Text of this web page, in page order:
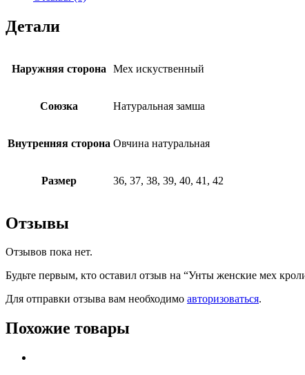
Детали
Наружняя сторона Мех искуственный
Союзка Натуральная замша
Внутренняя сторона Овчина натуральная
Размер 36, 37, 38, 39, 40, 41, 42
Отзывы
Отзывов пока нет.
Будьте первым, кто оставил отзыв на “Унты женские мех
Для отправки отзыва вам необходимо авторизоваться.
Похожие товары